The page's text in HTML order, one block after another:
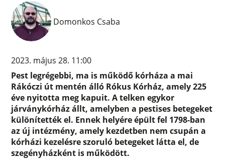
Domonkos Csaba
2023. május 28. 11:00
Pest legrégebbi, ma is működő kórháza a mai
Rákóczi út mentén álló Rókus Kórház, amely 225
éve nyitotta meg kapuit. A telken egykor
járványkórház állt, amelyben a pestises betegeket
különítették el. Ennek helyére épült fel 1798-ban
az új intézmény, amely kezdetben nem csupán a
kórházi kezelésre szoruló betegeket látta el, de
szegényházként is működött.